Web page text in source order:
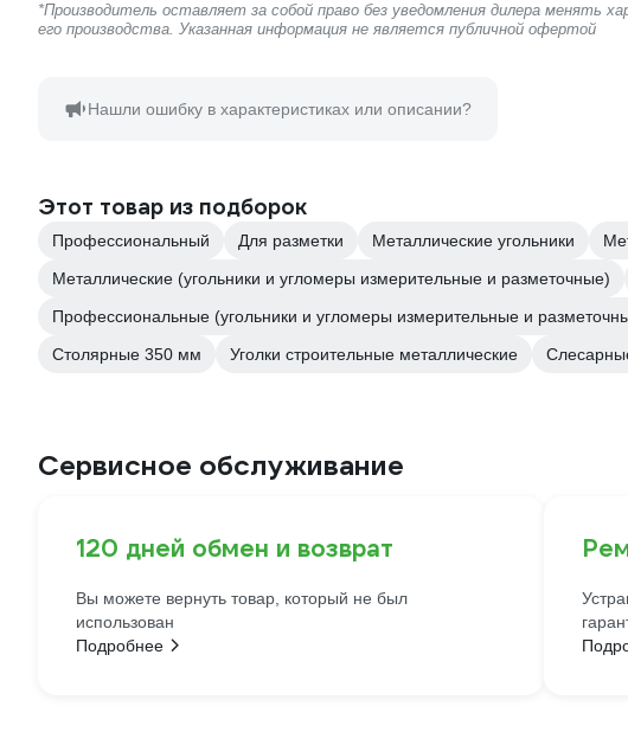
*Производитель оставляет за собой право без уведомления дилера менять
его производства. Указанная информация не является публичной офертой
Нашли ошибку в характеристиках или описании?
Этот товар из подборок
Профессиональный Для разметки Металлические угольники
Металлические (угольники и угломеры измерительные и разметочные)
Профессиональные (угольники и угломеры измерительные и
Столярные 350 мм
Уголки строительные металлические
Сервисное обслуживание
120 дней обмен и возврат
Вы можете вернуть товар, который не был
использован
Подробнее